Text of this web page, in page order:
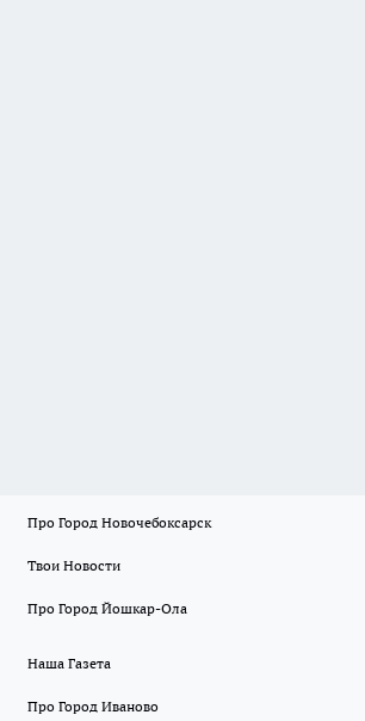
Про Город Новочебоксарск
Твои Новости
Про Город Йошкар-Ола
Наша Газета
Про Город Иваново